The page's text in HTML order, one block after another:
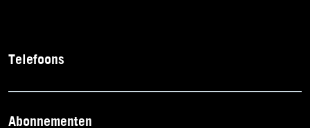
Telefoons
Abonnementen